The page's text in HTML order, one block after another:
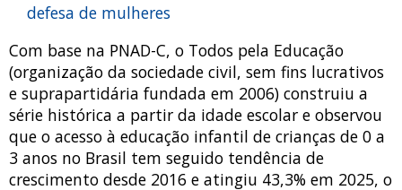
defesa de mulheres
Com base na PNAD-C, o Todos pela Educação
(organização da sociedade civil, sem fins lucrativos
e suprapartidária fundada em 2006) construiu a
série histórica a partir da idade escolar e observou
que o acesso à educação infantil de crianças de 0 a
3 anos no Brasil tem seguido tendência de
crescimento desde 2016 e atingiu 43,3% em 2025, o